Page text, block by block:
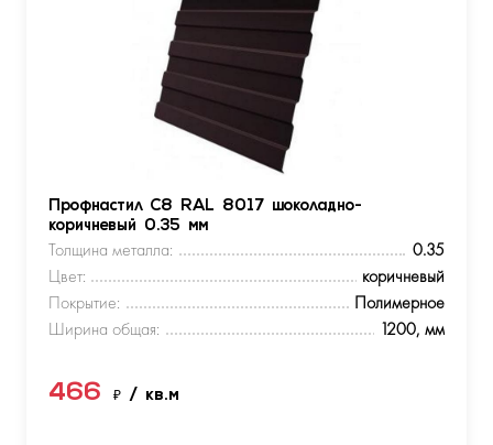
Профнастил С8 RAL 8017 шоколадно-
коричневый 0.35 мм
Толщина металла:
0.35
Цвет:
коричневый
Покрытие:
Полимерное
Ширина общая:
1200, мм
466 ₽ / кв.м